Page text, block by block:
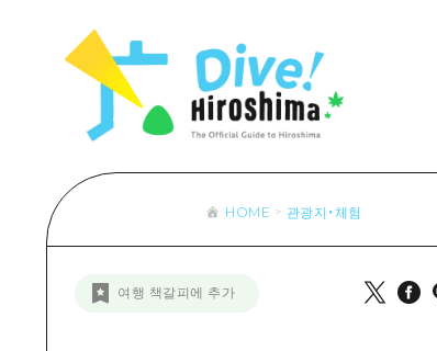
목록
접근
보조 트래픽 요약
HOME 관광지・체험
여행 책갈피에 추가